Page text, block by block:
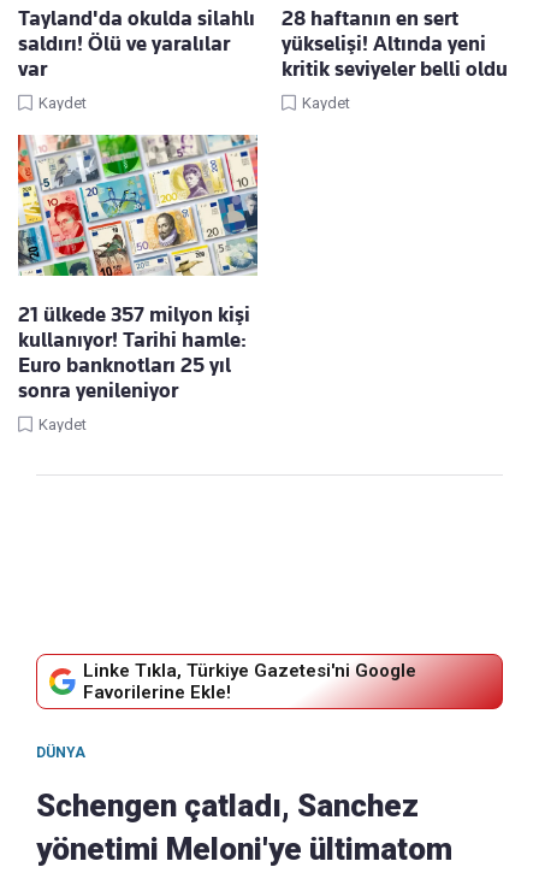
Tayland'da okulda silahlı
saldırı! Ölü ve yaralılar
var
Kaydet
28 haftanın en sert
yükselişi! Altında yeni
kritik seviyeler belli oldu
Kaydet
21 ülkede 357 milyon kişi
kullanıyor! Tarihi hamle:
Euro banknotları 25 yıl
sonra yenileniyor
Kaydet
Linke Tıkla, Türkiye Gazetesi'ni Google
Favorilerine Ekle!
DÜNYA
Schengen çatladı, Sanchez
yönetimi Meloni'ye ültimatom